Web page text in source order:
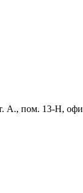
А., пом. 13-Н,